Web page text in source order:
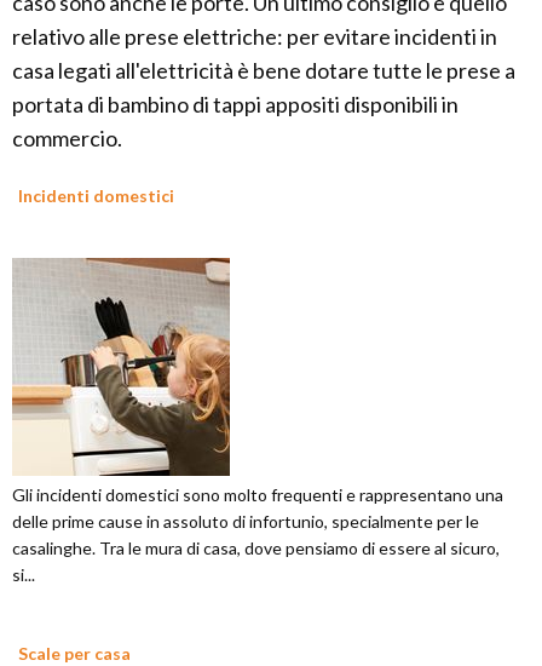
relativo alle prese elettriche: per evitare incidenti in
casa legati all'elettricità è bene dotare tutte le prese a
portata di bambino di tappi appositi disponibili in
commercio.
Incidenti domestici
Gli incidenti domestici sono molto frequenti e rappresentano una
delle prime cause in assoluto di infortunio, specialmente per le
casalinghe. Tra le mura di casa, dove pensiamo di essere al sicuro,
si...
Scale per casa